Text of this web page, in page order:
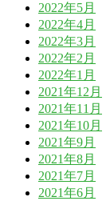
2022年5月
2022年4月
2022年3月
2022年2月
2022年1月
2021年12月
2021年11月
2021年10月
2021年9月
2021年8月
2021年7月
2021年6月